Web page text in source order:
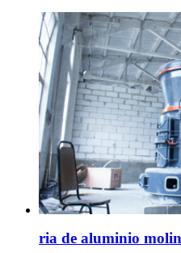
ria de aluminio